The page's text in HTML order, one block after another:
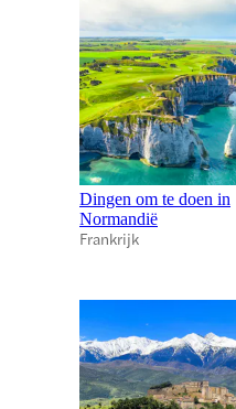
Dingen om te doen in
Normandië
Frankrijk